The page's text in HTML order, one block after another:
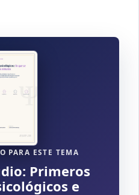
PARA ESTE TEMA
Primeros
e